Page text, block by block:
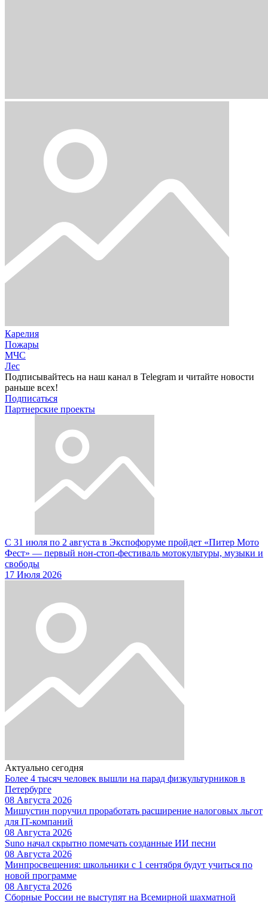
Карелия
Пожары
МЧС
Лес
Подписывайтесь на наш канал в Telegram и читайте новости
раньше всех!
Подписаться
Партнерские проекты
С 31 июля по 2 августа в Экспофоруме пройдет «Питер Мото
Фест» — первый нон-стоп-фестиваль мотокультуры, музыки и
свободы
17 Июля 2026
Актуально сегодня
Более 4 тысяч человек вышли на парад физкультурников в
Петербурге
08 Августа 2026
Мишустин поручил проработать расширение налоговых льгот
для IT-компаний
08 Августа 2026
Suno начал скрытно помечать созданные ИИ песни
08 Августа 2026
Минпросвещения: школьники с 1 сентября будут учиться по
новой программе
08 Августа 2026
Сборные России не выступят на Всемирной шахматной